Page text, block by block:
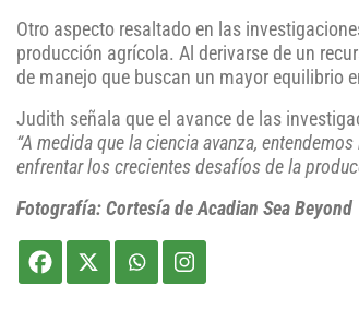
Otro aspecto resaltado en las
producción agrícola. Al derivarse de un
de manejo que buscan un mayor equilibrio
Judith señala que el avance de las
“A medida que la ciencia avanza,
enfrentar los crecientes desafíos de la
Fotografía: Cortesía de Acadian Sea Beyond